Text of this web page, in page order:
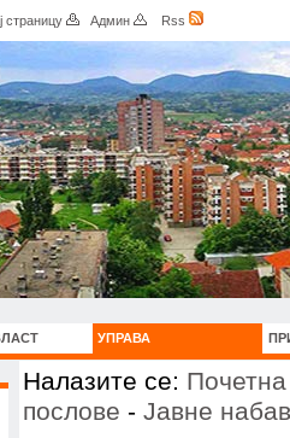
страницу Админ Rss
УПРАВА
Налазите се: Почетна
послове - Јавне